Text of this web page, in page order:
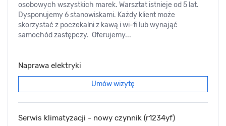
osobowych wszystkich marek. Warsztat istnieje od 5 lat.
Dysponujemy 6 stanowiskami. Każdy klient może
skorzystać z poczekalni z kawą i wi-fi lub wynająć
samochód zastępczy. Oferujemy...
Naprawa elektryki
Umów wizytę
Serwis klimatyzacji - nowy czynnik (r1234yf)